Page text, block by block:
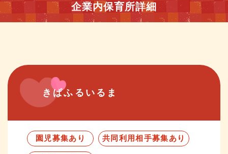
企業内保育所詳細
きぱふるいるま
園児募集あり 共同利用相手募集あり